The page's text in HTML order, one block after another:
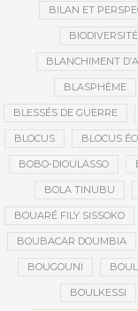
BILAN ET
BIODIVERSITÉ
BLANCHIMENT
BLASPHÈME
BLESSÉS DE GUERRE
BLOCUS BLOCUS
BOBO-DIOULASSO
BOLA TINUBU
BOUARÉ FILY SISSOKO
BOUBACAR DOUMBIA
BOUGOUNI
BOULKESSI